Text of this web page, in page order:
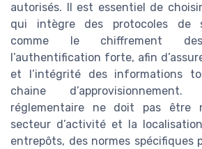
autorisés. Il est essentiel de
qui intègre des protocoles de
comme le chiffrement
l’authentification forte, afin
et l’intégrité des informations
chaine
réglementaire ne doit pas être
secteur d’activité et la
entrepôts, des normes spécifiques